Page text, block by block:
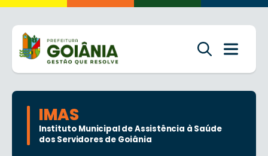
IMAS
Instituto Municipal de Assistência à Saúde
dos Servidores de Goiânia